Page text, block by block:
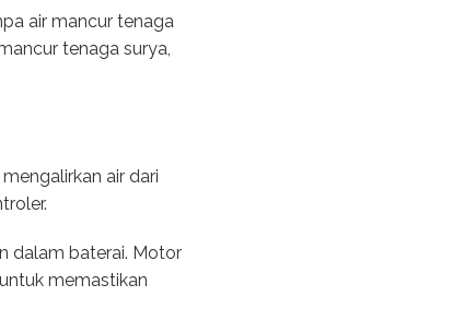
air mancur tenaga
tenaga surya,
air dari
dalam baterai. Motor
memastikan